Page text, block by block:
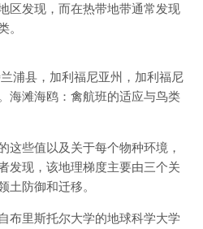
区发现，而在热带地带通常发现
。
浦县，加利福尼亚州，加利福尼
海滩海鸥：禽航班的适应与鸟类
这些值以及关于每个物种环境，
发现，该地理梯度主要由三个关
土防御和迁移。
布里斯托尔大学的地球科学大学